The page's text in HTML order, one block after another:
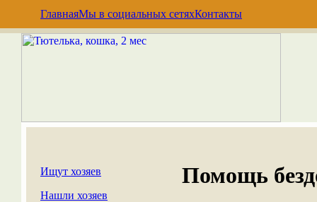
ГлавнаяМы в социальных сетяхКонтакты
Ищут хозяев
Нашли хозяев
Помощь